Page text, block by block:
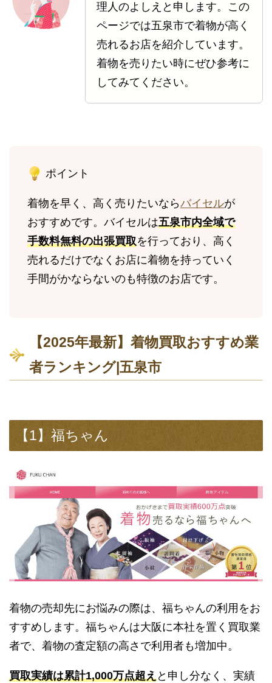
理人のよしえと申します。この
ページでは五泉市で着物が高く
売れるお店を紹介しています。
着物を売りたい時にぜひ参考に
してみてください。
ポイント
着物を早く、高く売りたいならバイセルが
おすすめです。バイセルは五泉市内全域で
手数料無料の出張買取を行っており、高く
売れるだけでなくお店に着物を持っていく
手間がかならないのも特徴のお店です。
【2025年最新】着物買取おすすめ業
者ランキング|五泉市
【1】福ちゃん
着物の売却先にお悩みの際は、福ちゃんの利用をお
すすめします。福ちゃんは大阪に本社を置く買取業
者で、着物の査定額の高さで利用者も増加中。
買取実績は累計1,000万点超えと申し分なく、実績